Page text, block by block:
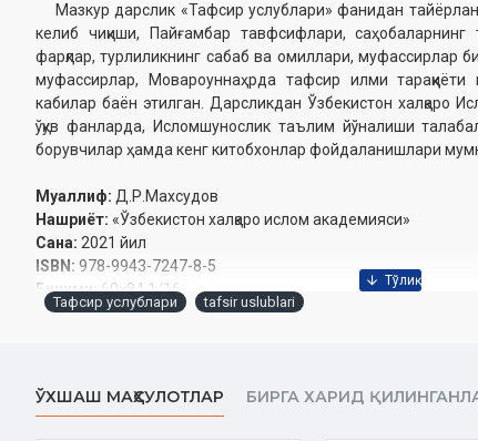
Мазкур дарслик «Тафсир услублари» фанидан
келиб чиқиши, Пайғамбар тавфсифлари, саҳобаларнинг
фарқлар, турлиликнинг сабаб ва омиллари, муфассирлар
муфассирлар, Мовароуннаҳрда тафсир илми
кабилар баён этилган. Дарсликдан Ўзбекистон халқаро
ўқув фанларда, Исломшунослик таълим йўналиши
борувчилар ҳамда кенг китобхонлар фойдаланишлари
Муаллиф: Д.Р.Махсудов
Нашриёт: «Ўзбекистон халқаро ислом академияси»
Сана: 2021 йил
ISBN: 978-9943-7247-8-5
Бичими:60×84 1/16
Муқоваси:қаттиқ
Тафсир услублари tafsir uslublari
ЎХШАШ МАҲСУЛОТЛАР БИРГА ХАРИД